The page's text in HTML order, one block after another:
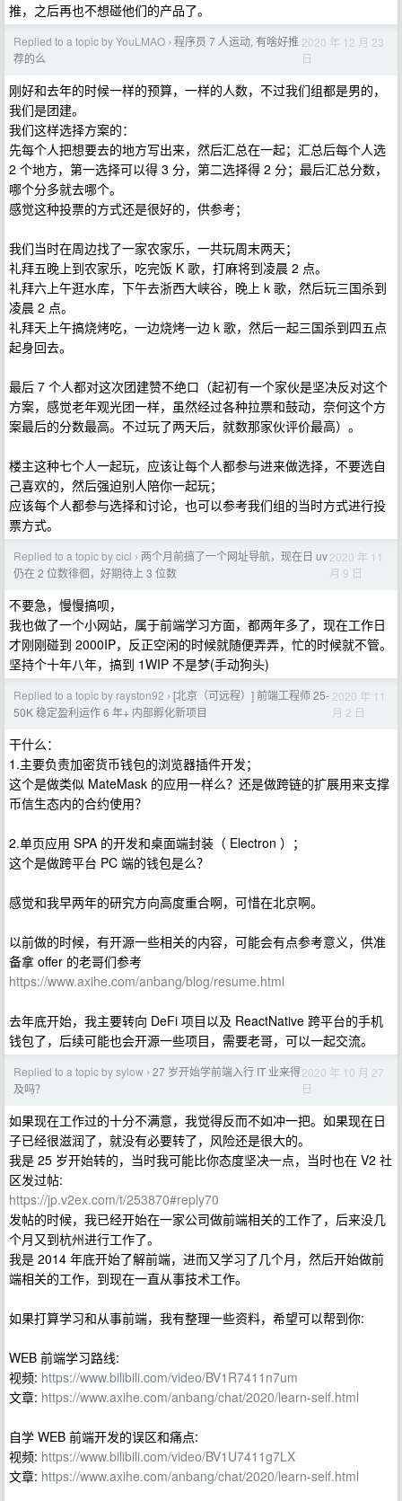
推，之后再也不想碰他们的产品了。
Replied to a topic by YouLMAO › 程序员 7 人运动, 有啥好推
荐的么
2020 年 12 月 23
日
刚好和去年的时候一样的预算，一样的人数，不过我们组都是男的，
我们是团建。
我们这样选择方案的：
先每个人把想要去的地方写出来，然后汇总在一起；汇总后每个人选
2 个地方，第一选择可以得 3 分，第二选择得 2 分；最后汇总分数，
哪个分多就去哪个。
感觉这种投票的方式还是很好的，供参考；
我们当时在周边找了一家农家乐，一共玩周末两天；
礼拜五晚上到农家乐，吃完饭 K 歌，打麻将到凌晨 2 点。
礼拜六上午逛水库，下午去浙西大峡谷，晚上 k 歌，然后玩三国杀到
凌晨 2 点。
礼拜天上午搞烧烤吃，一边烧烤一边 k 歌，然后一起三国杀到四五点
起身回去。
最后 7 个人都对这次团建赞不绝口（起初有一个家伙是坚决反对这个
方案，感觉老年观光团一样，虽然经过各种拉票和鼓动，奈何这个方
案最后的分数最高。不过玩了两天后，就数那家伙评价最高）。
楼主这种七个人一起玩，应该让每个人都参与进来做选择，不要选自
己喜欢的，然后强迫别人陪你一起玩；
应该每个人都参与选择和讨论，也可以参考我们组的当时方式进行投
票方式。
Replied to a topic by cicl › 两个月前搞了一个网址导航，现在日 uv
仍在 2 位数徘徊，好期待上 3 位数
2020 年 11
月 9 日
不要急，慢慢搞呗，
我也做了一个小网站，属于前端学习方面，都两年多了，现在工作日
才刚刚碰到 2000IP，反正空闲的时候就随便弄弄，忙的时候就不管。
坚持个十年八年，搞到 1WIP 不是梦(手动狗头)
Replied to a topic by rayston92 › [北京（可远程）] 前端工程师 25-
50K 稳定盈利运作 6 年+ 内部孵化新项目
2020 年 11
月 2 日
干什么：
1.主要负责加密货币钱包的浏览器插件开发；
这个是做类似 MateMask 的应用一样么？还是做跨链的扩展用来支撑
币信生态内的合约使用？
2.单页应用 SPA 的开发和桌面端封装（ Electron ）；
这个是做跨平台 PC 端的钱包是么？
感觉和我早两年的研究方向高度重合啊，可惜在北京啊。
以前做的时候，有开源一些相关的内容，可能会有点参考意义，供准
备拿 offer 的老哥们参考
https://www.axihe.com/anbang/blog/resume.html
去年底开始，我主要转向 DeFi 项目以及 ReactNative 跨平台的手机
钱包了，后续可能也会开源一些项目，需要老哥，可以一起交流。
Replied to a topic by sylow › 27 岁开始学前端入行 IT 业来得
及吗？
2020 年 10 月 27
日
如果现在工作过的十分不满意，我觉得反而不如冲一把。如果现在日
子已经很滋润了，就没有必要转了，风险还是很大的。
我是 25 岁开始转的，当时我可能比你态度坚决一点，当时也在 V2 社
区发过帖:
https://jp.v2ex.com/t/253870#reply70
发帖的时候，我已经开始在一家公司做前端相关的工作了，后来没几
个月又到杭州进行工作了。
我是 2014 年底开始了解前端，进而又学习了几个月，然后开始做前
端相关的工作，到现在一直从事技术工作。
如果打算学习和从事前端，我有整理一些资料，希望可以帮到你:
WEB 前端学习路线:
视频: https://www.bilibili.com/video/BV1R7411n7um
文章: https://www.axihe.com/anbang/chat/2020/learn-self.html
自学 WEB 前端开发的误区和痛点:
视频: https://www.bilibili.com/video/BV1U7411g7LX
文章: https://www.axihe.com/anbang/chat/2020/learn-self.html